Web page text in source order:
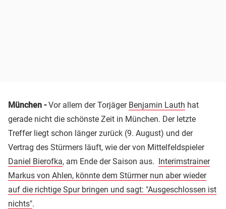
München -Vor allem der Torjäger Benjamin Lauth hat
gerade nicht die schönste Zeit in München. Der letzte
Treffer liegt schon länger zurück (9. August) und der
Vertrag des Stürmers läuft, wie der von Mittelfeldspieler
Daniel Bierofka, am Ende der Saison aus. Interimstrainer
Markus von Ahlen, könnte dem Stürmer nun aber wieder
auf die richtige Spur bringen und sagt: "Ausgeschlossen ist
nichts".